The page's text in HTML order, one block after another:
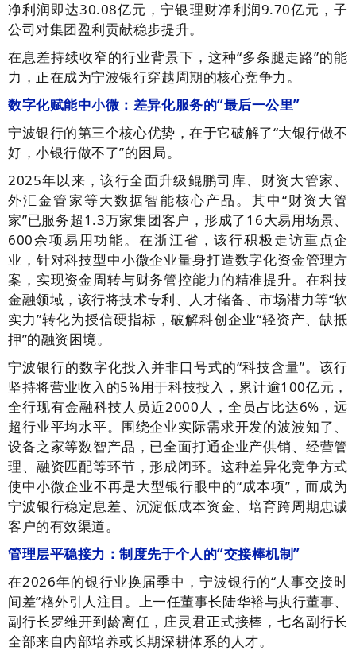
净利润即达30.08亿元，宁银理财净利润9.70亿元，子
公司对集团盈利贡献稳步提升。
在息差持续收窄的行业背景下，这种“多条腿走路”的能
力，正在成为宁波银行穿越周期的核心竞争力。
数字化赋能中小微：差异化服务的“最后一公里”
宁波银行的第三个核心优势，在于它破解了“大银行做不
好，小银行做不了”的困局。
2025年以来，该行全面升级鲲鹏司库、财资大管家、
外汇金管家等大数据智能核心产品。其中“财资大管
家”已服务超1.3万家集团客户，形成了16大易用场景、
600余项易用功能。在浙江省，该行积极走访重点企
业，针对科技型中小微企业量身打造数字化资金管理方
案，实现资金周转与财务管控能力的精准提升。在科技
金融领域，该行将技术专利、人才储备、市场潜力等“软
实力”转化为授信硬指标，破解科创企业“轻资产、缺抵
押”的融资困境。
宁波银行的数字化投入并非口号式的“科技含量”。该行
坚持将营业收入的5%用于科技投入，累计逾100亿元，
全行现有金融科技人员近2000人，全员占比达6%，远
超行业平均水平。围绕企业实际需求开发的波波知了、
设备之家等数智产品，已全面打通企业产供销、经营管
理、融资匹配等环节，形成闭环。这种差异化竞争方式
使中小微企业不再是大型银行眼中的“成本项”，而成为
宁波银行稳定息差、沉淀低成本资金、培育跨周期忠诚
客户的有效渠道。
管理层平稳接力：制度先于个人的“交接棒机制”
在2026年的银行业换届季中，宁波银行的“人事交接时
间差”格外引人注目。上一任董事长陆华裕与执行董事、
副行长罗维开到龄离任，庄灵君正式接棒，七名副行长
全部来自内部培养或长期深耕体系的人才。